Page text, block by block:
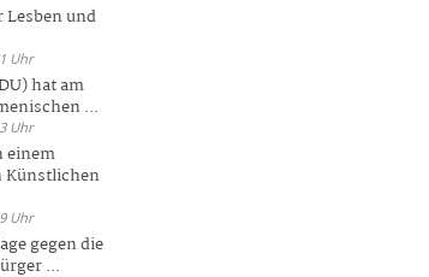
Lesben und
Uhr
hat am
...
Uhr
einem
Künstlichen
Uhr
gegen die
...